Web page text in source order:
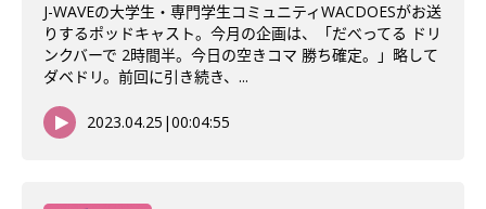
J-WAVEの大学生・専門学生コミュニティWACDOESがお送
りするポッドキャスト。今月の企画は、「だべってる ドリ
ンクバーで 2時間半。今日の空きコマ 勝ち確定。」略して
ダベドリ。前回に引き続き、...
2023.04.25 |00:04:55